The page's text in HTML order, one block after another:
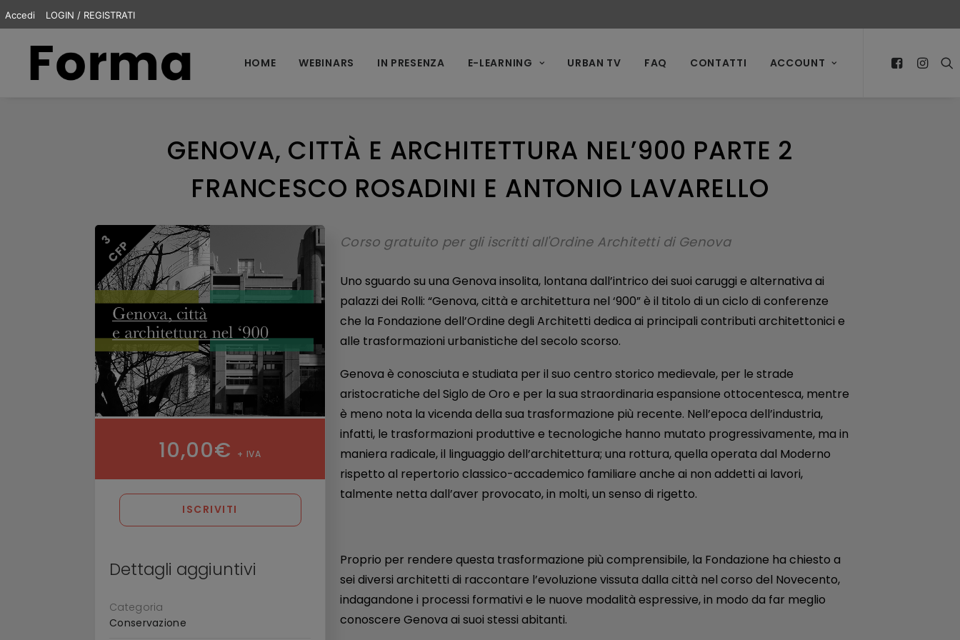
Accedi LOGIN / REGISTRATI
HOME WEBINARS IN PRESENZA E-LEARNING URBAN TV FAQ CONTATTI ACCOUNT
GENOVA, CITTÀ E ARCHITETTURA NEL’900 PARTE 2
FRANCESCO ROSADINI E ANTONIO LAVARELLO
3CFP
10,00€ + IVA
ISCRIVITI
Dettagli aggiuntivi
Categoria
Conservazione
Corso gratuito per gli iscritti all'Ordine Architetti di Genova
Uno sguardo su una Genova insolita, lontana dall’intrico dei suoi caruggi e alternativa ai
palazzi dei Rolli: “Genova, città e architettura nel ‘900” è il titolo di un ciclo di conferenze
che la Fondazione dell’Ordine degli Architetti dedica ai principali contributi architettonici e
alle trasformazioni urbanistiche del secolo scorso.
Genova è conosciuta e studiata per il suo centro storico medievale, per le strade
aristocratiche del Siglo de Oro e per la sua straordinaria espansione ottocentesca, mentre
è meno nota la vicenda della sua trasformazione più recente. Nell’epoca dell’industria,
infatti, le trasformazioni produttive e tecnologiche hanno mutato progressivamente, ma in
maniera radicale, il linguaggio dell’architettura; una rottura, quella operata dal Moderno
rispetto al repertorio classico-accademico familiare anche ai non addetti ai lavori,
talmente netta dall’aver provocato, in molti, un senso di rigetto.
Proprio per rendere questa trasformazione più comprensibile, la Fondazione ha chiesto a
sei diversi architetti di raccontare l’evoluzione vissuta dalla città nel corso del Novecento,
indagandone i processi formativi e le nuove modalità espressive, in modo da far meglio
conoscere Genova ai suoi stessi abitanti.